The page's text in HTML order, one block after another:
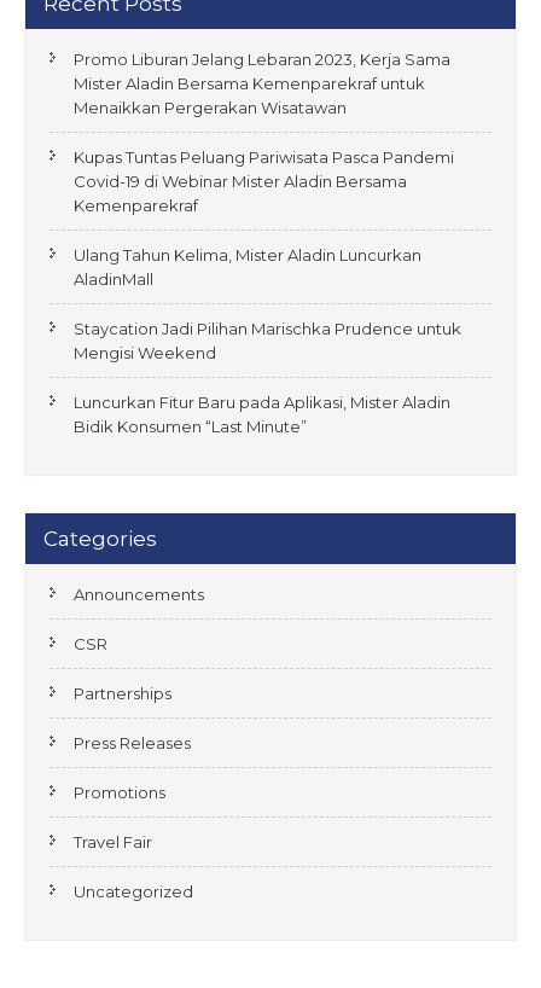
Promo Liburan Jelang Lebaran 2023, Kerja Sama
Mister Aladin Bersama Kemenparekraf untuk
Menaikkan Pergerakan Wisatawan
Kupas Tuntas Peluang Pariwisata Pasca Pandemi
Covid-19 di Webinar Mister Aladin Bersama
Kemenparekraf
Ulang Tahun Kelima, Mister Aladin Luncurkan
AladinMall
Staycation Jadi Pilihan Marischka Prudence untuk
Mengisi Weekend
Luncurkan Fitur Baru pada Aplikasi, Mister Aladin
Bidik Konsumen “Last Minute”
Categories
Announcements
CSR
Partnerships
Press Releases
Promotions
Travel Fair
Uncategorized